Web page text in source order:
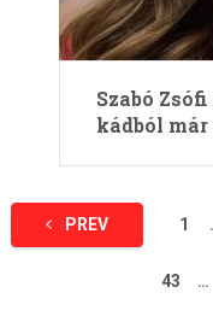
Szabó
kádból
Bejegyzések
lapozása
PREV 1
43 …